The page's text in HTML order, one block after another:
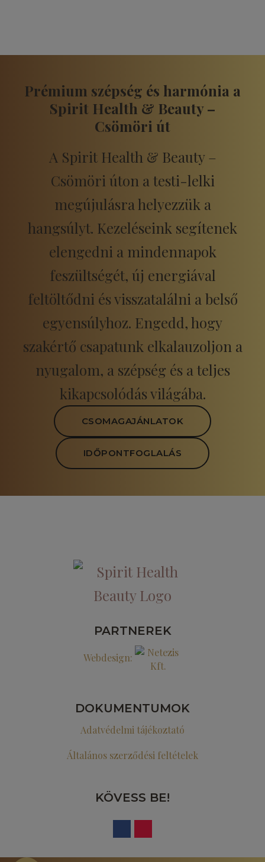
Prémium szépség és harmónia a
Spirit Health & Beauty –
Csömöri út
A Spirit Health & Beauty –
Csömöri úton a testi-lelki
megújulásra helyezzük a
hangsúlyt. Kezeléseink segítenek
elengedni a mindennapok
feszültségét, új energiával
feltöltődni és visszatalálni a belső
egyensúlyhoz. Engedd, hogy
szakértő csapatunk elkalauzoljon a
nyugalom, a szépség és a teljes
kikapcsolódás világába.
CSOMAGAJÁNLATOK
IDŐPONTFOGLALÁS
PARTNEREK
Webdesign:
DOKUMENTUMOK
Adatvédelmi tájékoztató
Általános szerződési feltételek
KÖVESS BE!